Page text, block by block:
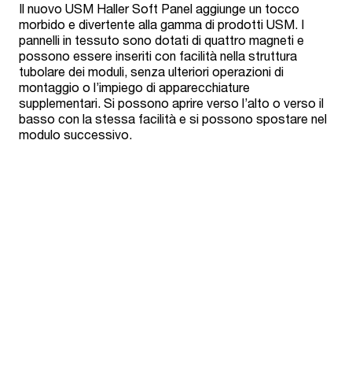
Il nuovo USM Haller Soft Panel aggiunge un tocco
morbido e divertente alla gamma di prodotti USM. I
pannelli in tessuto sono dotati di quattro magneti e
possono essere inseriti con facilità nella struttura
tubolare dei moduli, senza ulteriori operazioni di
montaggio o l’impiego di apparecchiature
supplementari. Si possono aprire verso l’alto o verso il
basso con la stessa facilità e si possono spostare nel
modulo successivo.